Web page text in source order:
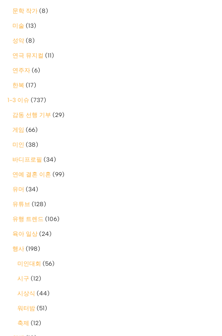
문학 작가 (8)
미술 (13)
성악 (8)
연극 뮤지컬 (11)
연주자 (6)
한복 (17)
1-3 이슈 (737)
감동 선행 기부 (29)
게임 (66)
미인 (38)
바디프로필 (34)
연예 결혼 이혼 (99)
유머 (34)
유튜브 (128)
유행 트렌드 (106)
육아 일상 (24)
행사 (198)
미인대회 (56)
시구 (12)
시상식 (44)
워터밤 (51)
축제 (12)